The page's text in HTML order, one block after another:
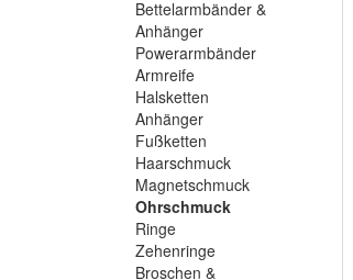
Bettelarmbänder &
Anhänger
Powerarmbänder
Armreife
Halsketten
Anhänger
Fußketten
Haarschmuck
Magnetschmuck
Ohrschmuck
Ringe
Zehenringe
Broschen &